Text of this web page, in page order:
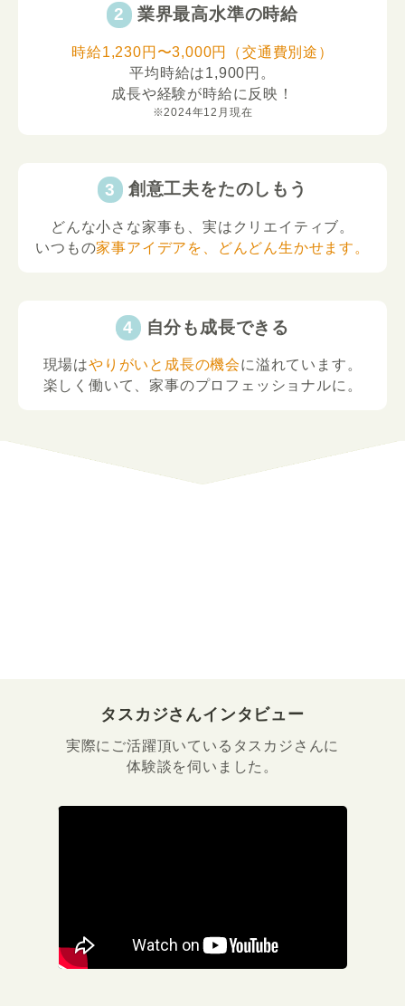
業界最高水準の時給
時給1,230円〜3,000円（交通費別途）
平均時給は1,900円。
成長や経験が時給に反映！
※2024年12月現在
創意工夫をたのしもう
どんな小さな家事も、実はクリエイティブ。
いつもの家事アイデアを、どんどん生かせます。
自分も成長できる
現場はやりがいと成長の機会に溢れています。
楽しく働いて、家事のプロフェッショナルに。
タスカジさんインタビュー
実際にご活躍頂いているタスカジさんに
体験談を伺いました。